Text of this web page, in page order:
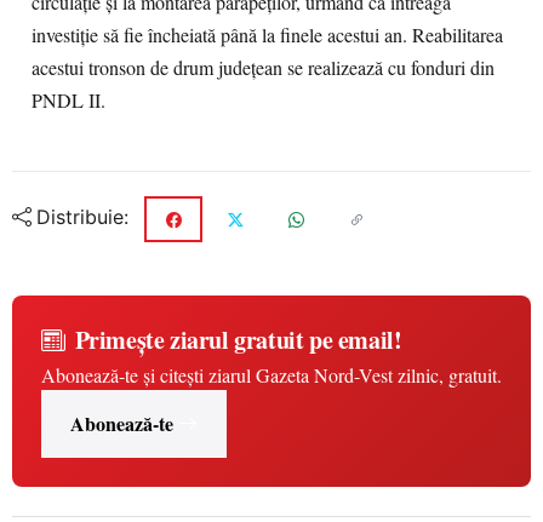
investiție să fie încheiată până la finele acestui an. Reabilitarea
acestui tronson de drum județean se realizează cu fonduri din
PNDL II.
Distribuie:
Primește ziarul gratuit pe email!
Abonează-te și citești ziarul Gazeta Nord-Vest zilnic, gratuit.
Abonează-te